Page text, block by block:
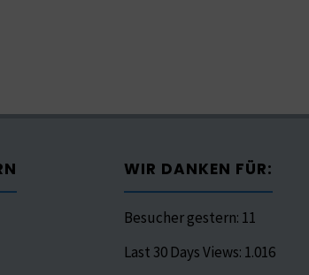
WIR DANKEN FÜR:
Besucher gestern: 11
Last 30 Days Views: 1.016